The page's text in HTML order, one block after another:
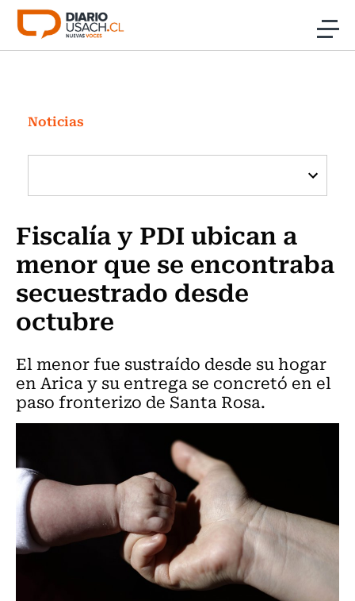
Click acá para ir directamente al contenido
Investigación
Cultura
Programas Radio y TV Usach
Noticias
Fiscalía y PDI ubican a
menor que se encontraba
secuestrado desde
octubre
El menor fue sustraído desde su hogar
en Arica y su entrega se concretó en el
paso fronterizo de Santa Rosa.